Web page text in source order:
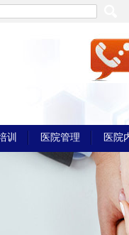
训 医院管理 医院